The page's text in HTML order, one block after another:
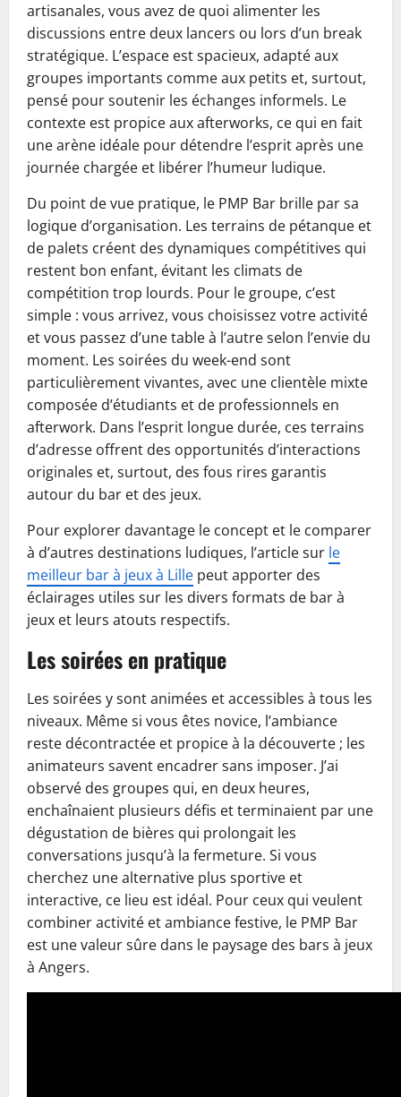
artisanales, vous avez de quoi alimenter les
discussions entre deux lancers ou lors d’un break
stratégique. L’espace est spacieux, adapté aux
groupes importants comme aux petits et, surtout,
pensé pour soutenir les échanges informels. Le
contexte est propice aux afterworks, ce qui en fait
une arène idéale pour détendre l’esprit après une
journée chargée et libérer l’humeur ludique.
Du point de vue pratique, le PMP Bar brille par sa
logique d’organisation. Les terrains de pétanque et
de palets créent des dynamiques compétitives qui
restent bon enfant, évitant les climats de
compétition trop lourds. Pour le groupe, c’est
simple : vous arrivez, vous choisissez votre activité
et vous passez d’une table à l’autre selon l’envie du
moment. Les soirées du week-end sont
particulièrement vivantes, avec une clientèle mixte
composée d’étudiants et de professionnels en
afterwork. Dans l’esprit longue durée, ces terrains
d’adresse offrent des opportunités d’interactions
originales et, surtout, des fous rires garantis
autour du bar et des jeux.
Pour explorer davantage le concept et le comparer
à d’autres destinations ludiques, l’article sur le
meilleur bar à jeux à Lille peut apporter des
éclairages utiles sur les divers formats de bar à
jeux et leurs atouts respectifs.
Les soirées en pratique
Les soirées y sont animées et accessibles à tous les
niveaux. Même si vous êtes novice, l’ambiance
reste décontractée et propice à la découverte ; les
animateurs savent encadrer sans imposer. J’ai
observé des groupes qui, en deux heures,
enchaînaient plusieurs défis et terminaient par une
dégustation de bières qui prolongait les
conversations jusqu’à la fermeture. Si vous
cherchez une alternative plus sportive et
interactive, ce lieu est idéal. Pour ceux qui veulent
combiner activité et ambiance festive, le PMP Bar
est une valeur sûre dans le paysage des bars à jeux
à Angers.